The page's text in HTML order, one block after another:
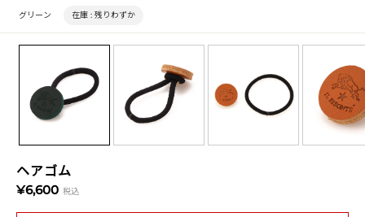
ヘアゴム
¥6,600 税込
グリーン 在庫 : 残りわずか